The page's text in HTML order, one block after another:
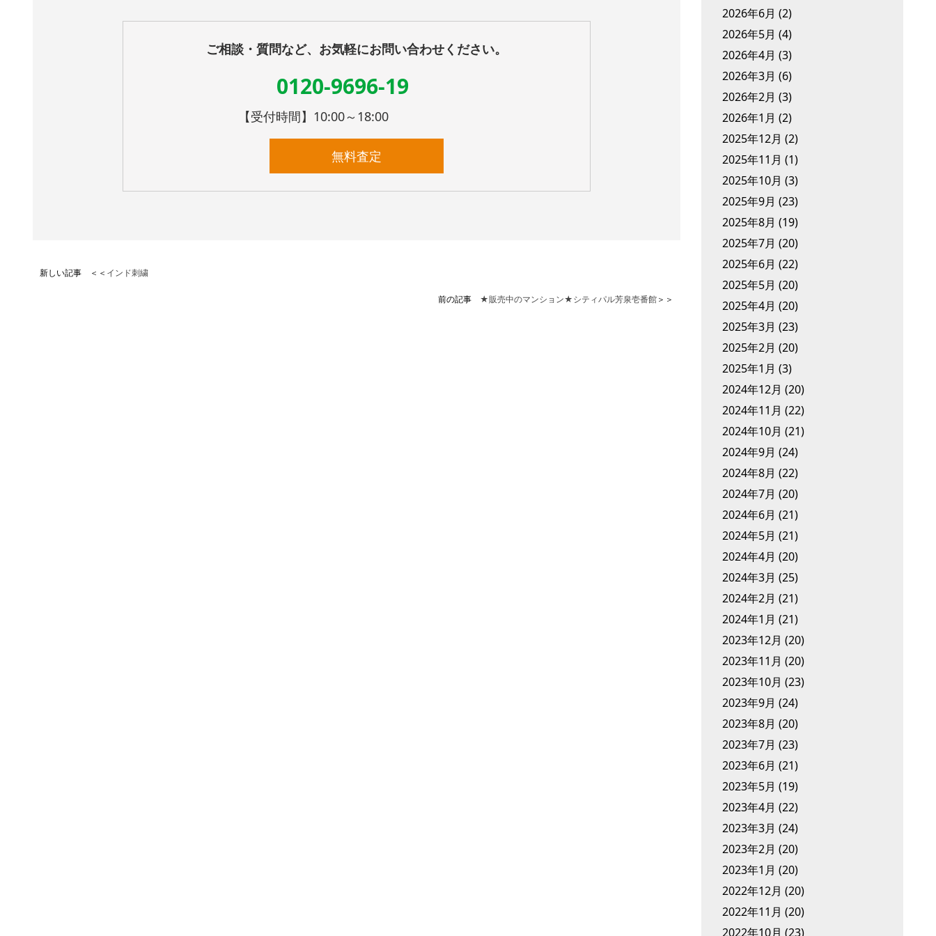
ご相談・質問など、お気軽にお問い合わせください。
0120-9696-19
【受付時間】10:00～18:00
無料査定
新しい記事 ＜＜ インド刺繍
前の記事 ★販売中のマンション★シティパル芳泉壱番館＞＞
2026年6月 (2)
2026年5月 (4)
2026年4月 (3)
2026年3月 (6)
2026年2月 (3)
2026年1月 (2)
2025年12月 (2)
2025年11月 (1)
2025年10月 (3)
2025年9月 (23)
2025年8月 (19)
2025年7月 (20)
2025年6月 (22)
2025年5月 (20)
2025年4月 (20)
2025年3月 (23)
2025年2月 (20)
2025年1月 (3)
2024年12月 (20)
2024年11月 (22)
2024年10月 (21)
2024年9月 (24)
2024年8月 (22)
2024年7月 (20)
2024年6月 (21)
2024年5月 (21)
2024年4月 (20)
2024年3月 (25)
2024年2月 (21)
2024年1月 (21)
2023年12月 (20)
2023年11月 (20)
2023年10月 (23)
2023年9月 (24)
2023年8月 (20)
2023年7月 (23)
2023年6月 (21)
2023年5月 (19)
2023年4月 (22)
2023年3月 (24)
2023年2月 (20)
2023年1月 (20)
2022年12月 (20)
2022年11月 (20)
2022年10月 (23)